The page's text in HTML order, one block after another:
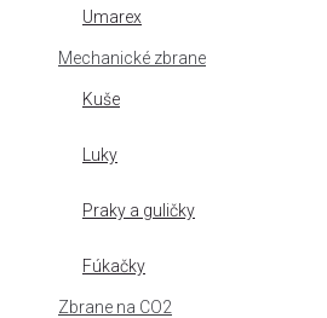
Umarex
Mechanické zbrane
Kuše
Luky
Praky a guličky
Fúkačky
Zbrane na CO2